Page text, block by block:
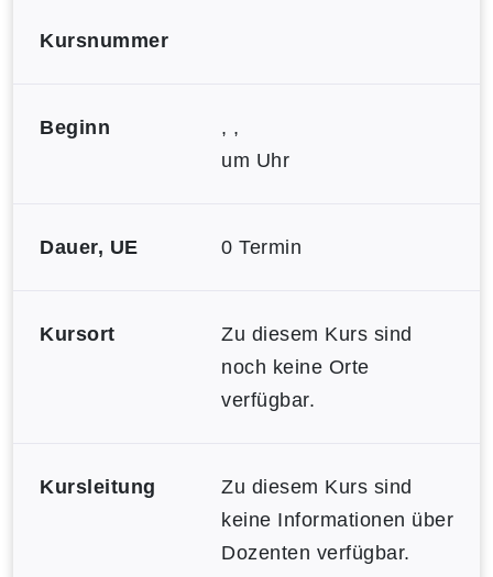
Kursnummer
Beginn
, ,
um Uhr
Dauer, UE 0 Termin
Kursort
Zu diesem Kurs sind
noch keine Orte
verfügbar.
Kursleitung
Zu diesem Kurs sind
keine Informationen über
Dozenten verfügbar.